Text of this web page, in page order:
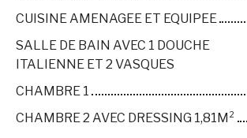
CUISINE AMENAGEE ET EQUIPEE
SALLE DE BAIN AVEC 1 DOUCHE
ITALIENNE ET 2 VASQUES
CHAMBRE 1
CHAMBRE 2 AVEC DRESSING 1,81M²